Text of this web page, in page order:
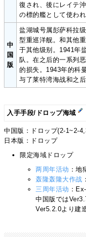
復され、後にレイテ
の標的艦として使われ
中
国
版
盐湖城号属彭萨科拉
型重巡洋舰。和其他
于其他级别。1941年
队。在之后的一系列
的损失。1943年的科
与了莱特湾海战和之
入手手段/ドロップ海域
中国版：ドロップ(2-1~2-
日本版：ドロップ
限定海域ドロップ
两周年活动 ：地
轰隆轰隆大作战
三周年活动 ：
中国版では
Ver5.2.0より建